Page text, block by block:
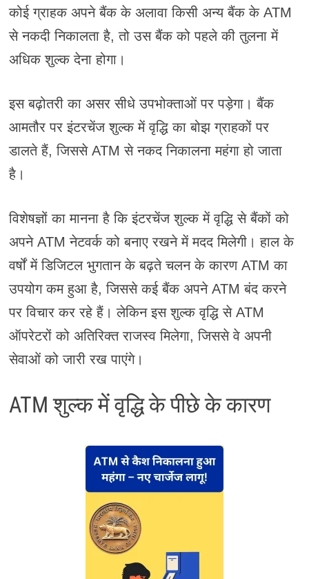
कोई ग्राहक अपने बैंक के अलावा किसी अन्य बैंक के ATM
से नकदी निकालता है, तो उस बैंक को पहले की तुलना में
अधिक शुल्क देना होगा।
इस बढ़ोतरी का असर सीधे उपभोक्ताओं पर पड़ेगा। बैंक
आमतौर पर इंटरचेंज शुल्क में वृद्धि का बोझ ग्राहकों पर
डालते हैं, जिससे ATM से नकद निकालना महंगा हो जाता
है।
विशेषज्ञों का मानना है कि इंटरचेंज शुल्क में वृद्धि से बैंकों को
अपने ATM नेटवर्क को बनाए रखने में मदद मिलेगी। हाल के
वर्षों में डिजिटल भुगतान के बढ़ते चलन के कारण ATM का
उपयोग कम हुआ है, जिससे कई बैंक अपने ATM बंद करने
पर विचार कर रहे हैं। लेकिन इस शुल्क वृद्धि से ATM
ऑपरेटरों को अतिरिक्त राजस्व मिलेगा, जिससे वे अपनी
सेवाओं को जारी रख पाएंगे।
ATM शुल्क में वृद्धि के पीछे के कारण